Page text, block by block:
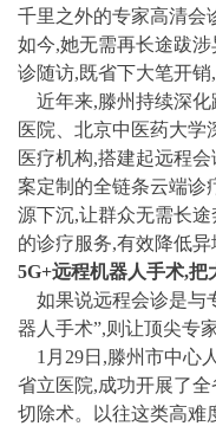
千里之外的专家高清会
如今,她无需再长途跋
诊随访,既省下大笔开销
近年来,滕州持续深化
医院、北京中医药大学
医疗机构,搭建起远程
案定制的全链条云端诊
源下沉,让群众无需长
的诊疗服务,有效降低异
5G+远程机器人手术,
如果说远程会诊是与
器人手术”,则让顶尖专
1月29日,滕州市中心
省立医院,成功开展了
切除术。以往这类高难